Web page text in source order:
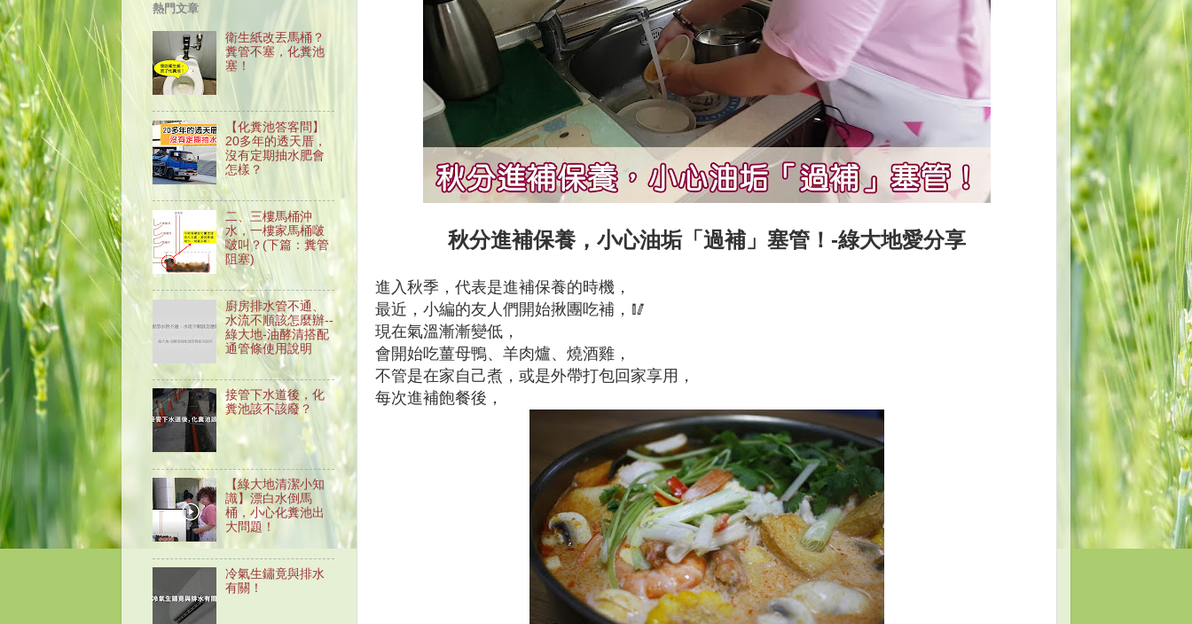
秋分進補保養，小心油垢「過補」塞管！-綠大地愛分享
進入秋季，代表是進補保養的時機，
最近，小編的友人們開始揪團吃補，🥢
現在氣溫漸漸變低，
會開始吃薑母鴨、羊肉爐、燒酒雞，
不管是在家自己煮，或是外帶打包回家享用，
每次進補飽餐後，
熱門文章
衛生紙改丟馬桶？
糞管不塞，化糞池
塞！
【化糞池答客問】
20多年的透天厝，
沒有定期抽水肥會
怎樣？
二、三樓馬桶沖
水，一樓家馬桶啵
啵叫？(下篇：糞管
阻塞)
廚房排水管不通、
水流不順該怎麼辦--
綠大地-油酵清搭配
通管條使用說明
接管下水道後，化
糞池該不該廢？
【綠大地清潔小知
識】漂白水倒馬
桶，小心化糞池出
大問題！
冷氣生鏽竟與排水
有關！